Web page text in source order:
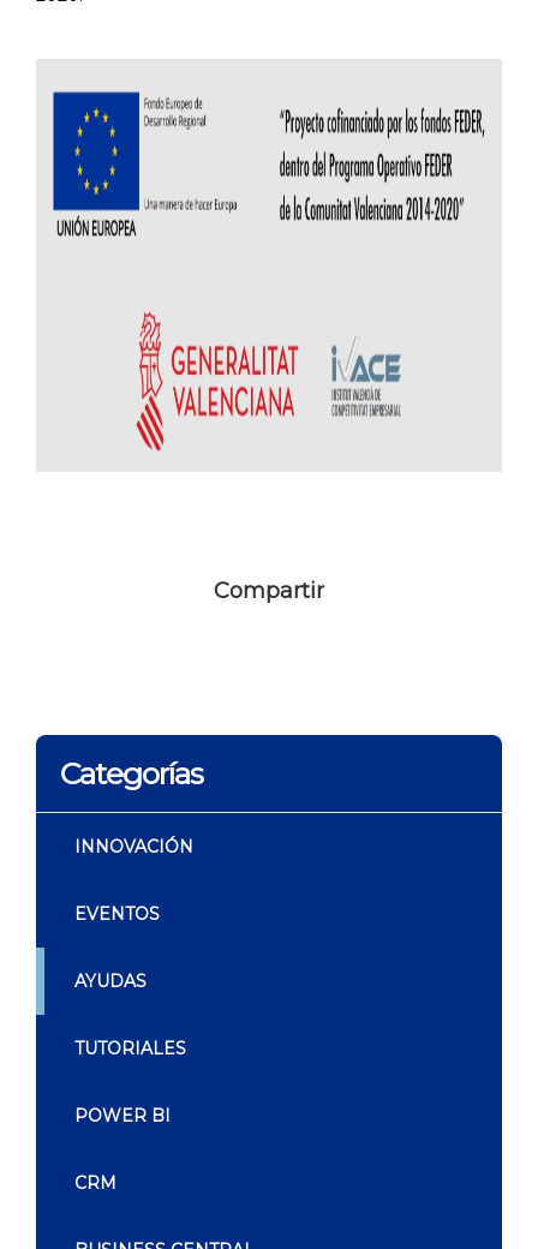
Compartir
Categorías
INNOVACIÓN
EVENTOS
AYUDAS
TUTORIALES
POWER BI
CRM